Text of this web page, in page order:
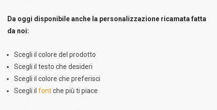
Da oggi disponibile anche la personalizzazione ricamata fatta
da noi:
Scegli il colore del prodotto
Scegli il testo che desideri
Scegli il colore che preferisci
Scegli il fontche più ti piace